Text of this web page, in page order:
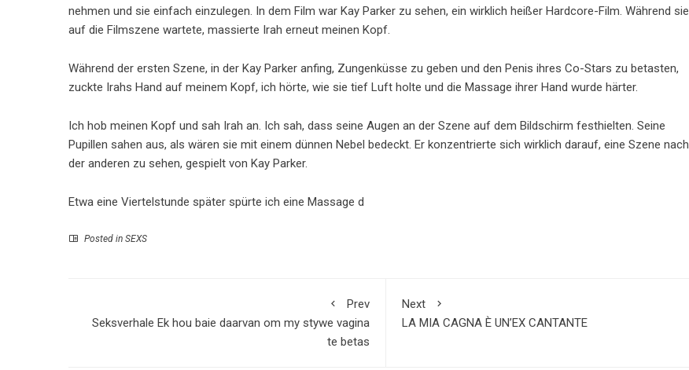
nehmen und sie einfach einzulegen. In dem Film war Kay Parker zu sehen, ein wirklich heißer Hardcore-Film. Während sie
auf die Filmszene wartete, massierte Irah erneut meinen Kopf.
Während der ersten Szene, in der Kay Parker anfing, Zungenküsse zu geben und den Penis ihres Co-Stars zu betasten,
zuckte Irahs Hand auf meinem Kopf, ich hörte, wie sie tief Luft holte und die Massage ihrer Hand wurde härter.
Ich hob meinen Kopf und sah Irah an. Ich sah, dass seine Augen an der Szene auf dem Bildschirm festhielten. Seine
Pupillen sahen aus, als wären sie mit einem dünnen Nebel bedeckt. Er konzentrierte sich wirklich darauf, eine Szene nach
der anderen zu sehen, gespielt von Kay Parker.
Etwa eine Viertelstunde später spürte ich eine Massage d
Posted in SEXS
Prev
Seksverhale Ek hou baie daarvan om my stywe vagina
te betas
Next
LA MIA CAGNA È UN’EX CANTANTE